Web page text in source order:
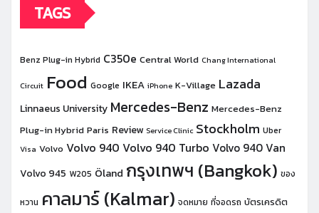
TAGS
Benz Plug-in Hybrid C350e Central World Chang International
Circuit Food Google IKEA iPhone K-Village Lazada
Linnaeus University Mercedes-Benz Mercedes-Benz
Plug-in Hybrid Paris Review Service Clinic Stockholm Uber
Visa Volvo Volvo 940 Volvo 940 Turbo Volvo 940 Van
Volvo 945 W205 Öland กรุงเทพฯ (Bangkok) ของ
หวาน คาลมาร์ (Kalmar) จดหมาย ที่จอดรถ บัตรเครดิต